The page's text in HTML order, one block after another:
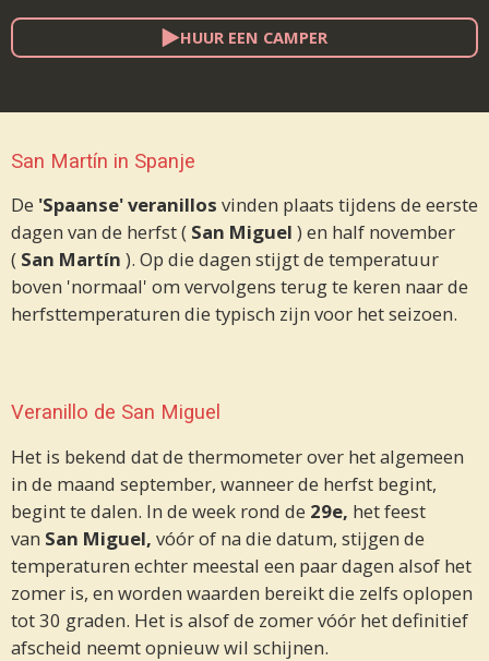
HUUR EEN CAMPER
San Martín in Spanje
De 'Spaanse' veranillos vinden plaats tijdens de eerste
dagen van de herfst ( San Miguel ) en half november
( San Martín ). Op die dagen stijgt de temperatuur
boven 'normaal' om vervolgens terug te keren naar de
herfsttemperaturen die typisch zijn voor het seizoen.
Veranillo de San Miguel
Het is bekend dat de thermometer over het algemeen
in de maand september, wanneer de herfst begint,
begint te dalen. In de week rond de 29e, het feest
van San Miguel, vóór of na die datum, stijgen de
temperaturen echter meestal een paar dagen alsof het
zomer is, en worden waarden bereikt die zelfs oplopen
tot 30 graden. Het is alsof de zomer vóór het definitief
afscheid neemt opnieuw wil schijnen.